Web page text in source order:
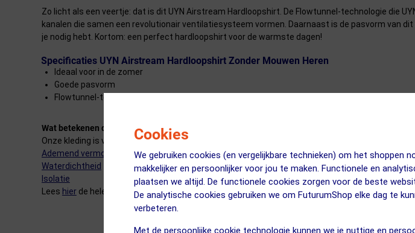
Cookies
We gebruiken cookies (en vergelijkbare technieken) om het shoppen
makkelijker en persoonlijker voor jou te maken. Functionele en
plaatsen we altijd. De functionele cookies zorgen voor de beste
De analytische cookies gebruiken we om FuturumShop elke dag te
verbeteren.
Met de persoonlijke cookie technologie kunnen we je nuttige en
Zo licht als een veertje: dat is dit UYN Airstream Hardloopshirt. De Flowtunnel-technologie die
kanalen die samen een revolutionair ventilatiesysteem vormen. Daarnaast is de pasvorm van
je nodig hebt. Kortom: een perfect hardloopshirt voor de warmste dagen!
Specificaties UYN Airstream Hardloopshirt Zonder Mouwen Heren
Ideaal voor in de zomer
Goede pasvorm
Flowtunnel-technologie
Wat betekenen die sterretjes precies?
Onze kleding is voorzien van een classificatiesysteem met sterretjes. Klik hieronder op de
Ademend vermogen
Waterdichtheid
Isolatie
Lees hierde hele blog over dit item.